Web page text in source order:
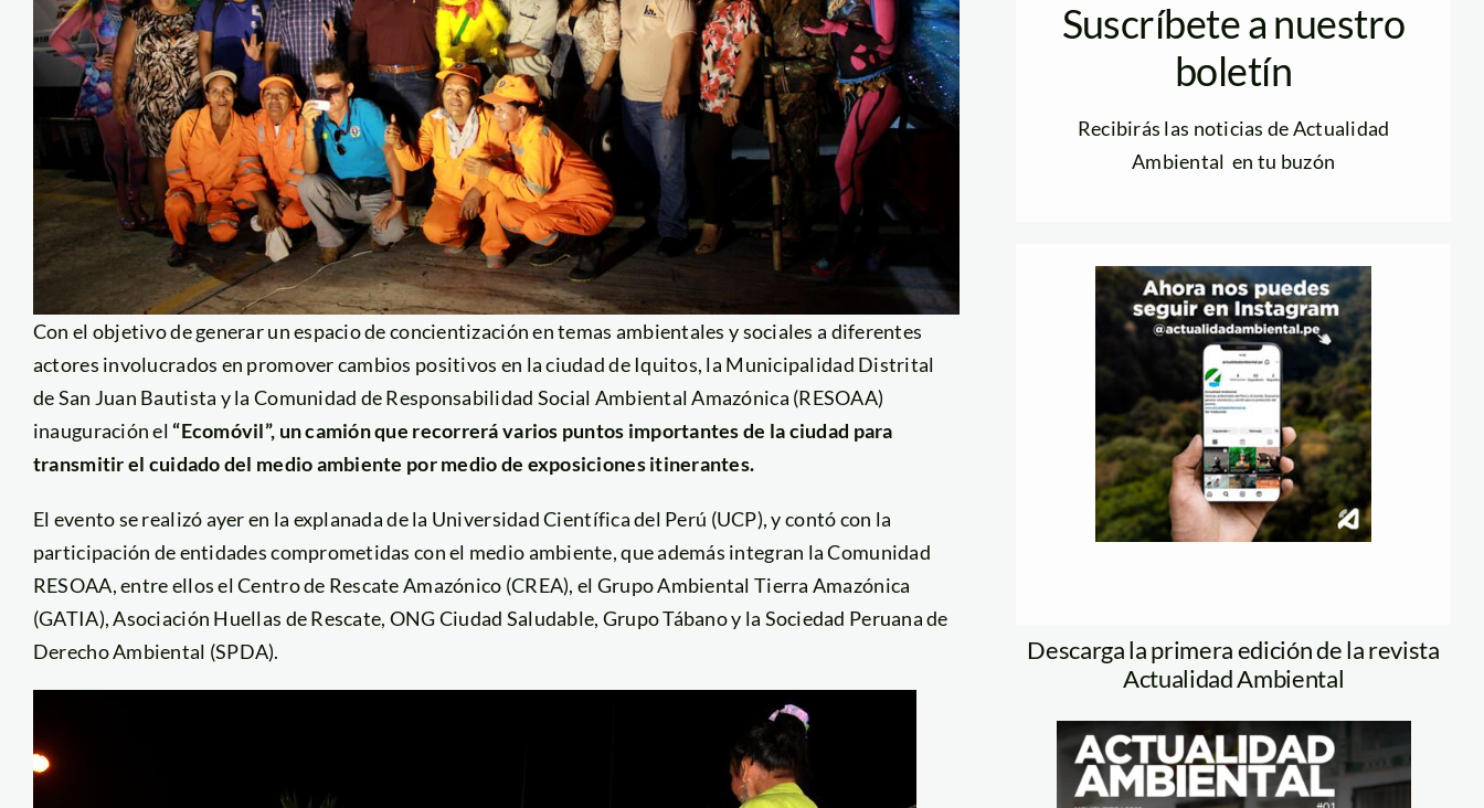
Con el objetivo de generar un espacio de concientización en temas ambientales y sociales a diferentes
actores involucrados en promover cambios positivos en la ciudad de Iquitos, la Municipalidad Distrital
de San Juan Bautista y la Comunidad de Responsabilidad Social Ambiental Amazónica (RESOAA)
inauguración el “Ecomóvil”, un camión que recorrerá varios puntos importantes de la ciudad para
transmitir el cuidado del medio ambiente por medio de exposiciones itinerantes.
El evento se realizó ayer en la explanada de la Universidad Científica del Perú (UCP), y contó con la
participación de entidades comprometidas con el medio ambiente, que además integran la Comunidad
RESOAA, entre ellos el Centro de Rescate Amazónico (CREA), el Grupo Ambiental Tierra Amazónica
(GATIA), Asociación Huellas de Rescate, ONG Ciudad Saludable, Grupo Tábano y la Sociedad Peruana de
Derecho Ambiental (SPDA).
Suscríbete a nuestro
boletín
Recibirás las noticias de Actualidad
Ambiental en tu buzón
Descarga la primera edición de la revista
Actualidad Ambiental